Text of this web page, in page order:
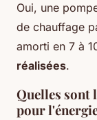
Oui, une
de chauffage
amorti en 7 à
réalisées.
Quelles sont
pour